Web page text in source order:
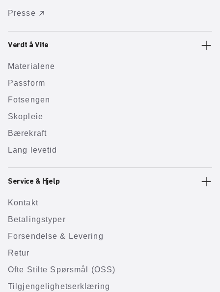
Presse
Verdt å Vite
Materialene
Passform
Fotsengen
Skopleie
Bærekraft
Lang levetid
Service & Hjelp
Kontakt
Betalingstyper
Forsendelse & Levering
Retur
Ofte Stilte Spørsmål (OSS)
Tilgjengelighetserklæring